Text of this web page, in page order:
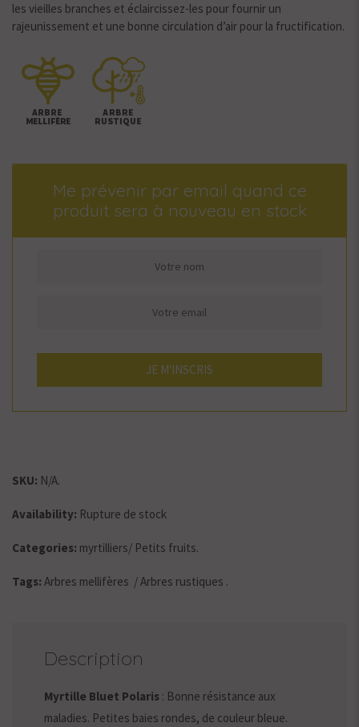
les vieilles branches et éclaircissez-les pour fournir un
rajeunissement et une bonne circulation d’air pour la fructification.
Me prévenir par email quand ce
produit sera à nouveau en stock
SKU: N/A.
Availability: Rupture de stock
Categories: myrtilliers/ Petits fruits.
Tags: Arbres mellifères /Arbres rustiques .
Description
Myrtille Bluet Polaris : Bonne résistance aux
maladies. Petites baies rondes, de couleur bleue.